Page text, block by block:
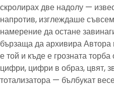
скролирах две надолу —
напротив, изглеждаше
намерение да остане
бързаща да архивира
е той и къде е грозната
цифри, цифри в образ, цвят,
тотализатора — бълбукат